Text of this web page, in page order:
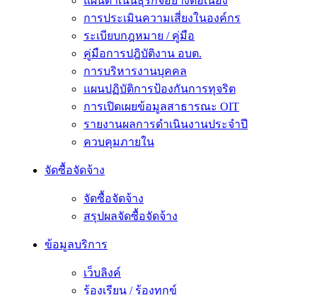
การประเมินความเสี่ยงในองค์กร
ระเบียบกฎหมาย / คู่มือ
คู่มือการปฎิบัติงาน อบต.
การบริหารงานบุคคล
แผนปฏิบัติการป้องกันการทุจริต
การเปิดเผยข้อมูลสาธารณะ OIT
รายงานผลการดำเนินงานประจำปี
ควบคุมภายใน
จัดซื้อจัดจ้าง
จัดซื้อจัดจ้าง
สรุปผลจัดซื้อจัดจ้าง
ข้อมูลบริการ
เว็บลิงค์
ร้องเรียน / ร้องทุกข์